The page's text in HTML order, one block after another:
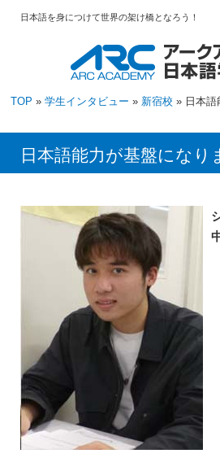
日本語を身につけて世界の架け橋となろう！
TOP »学生インタビュー » 新宿校 » 日本語
日本語能力が基盤になり